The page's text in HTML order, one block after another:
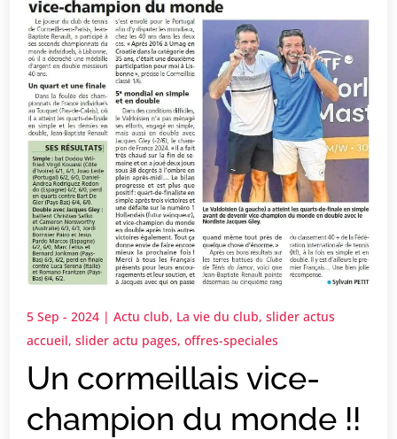
Un cormeillais vice-
champion du monde !!
5 Sep - 2024 |Actu club, La vie du club,slider actus
accueil,slider actu pages,offres-speciales